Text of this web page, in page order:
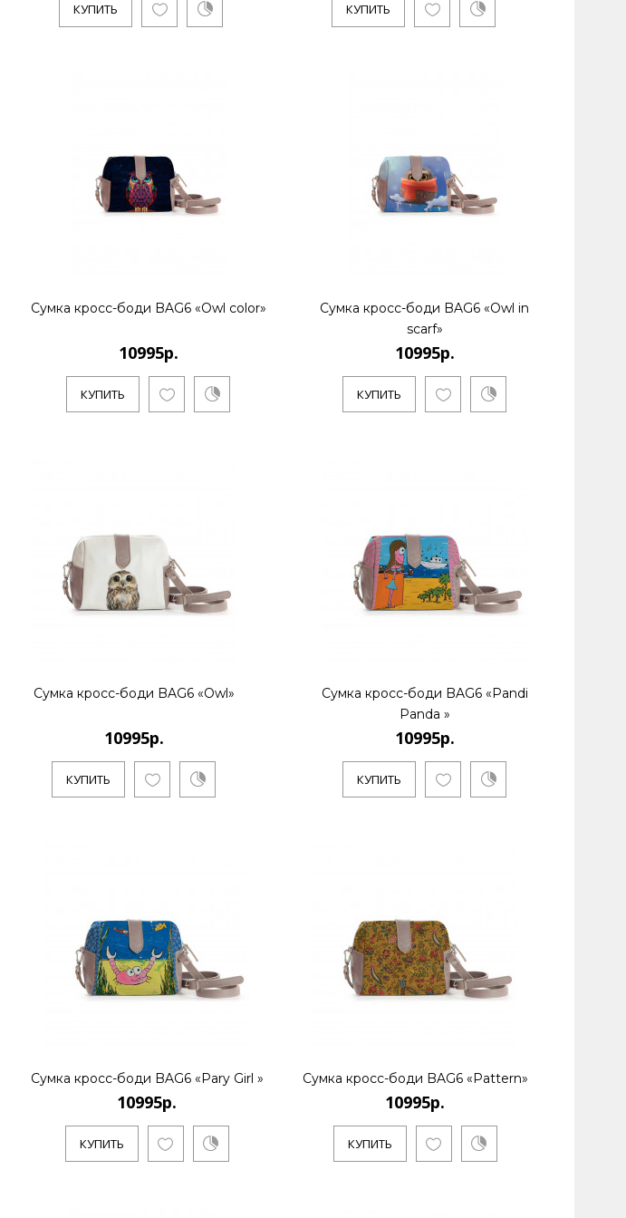
КУПИТЬ
10995р.
10995р.
КУПИТЬ КУПИТЬ
Сумка кросс-боди BAG6 «Owl color»
10995р.
КУПИТЬ
Сумка кросс-боди BAG6 «Owl in
scarf»
10995р.
КУПИТЬ
Сумка кросс-боди BAG6 «Owl»
10995р.
КУПИТЬ
Сумка кросс-боди BAG6 «Pandi
Panda »
10995р.
КУПИТЬ
Сумка кросс-боди BAG6 «Pary Girl »
10995р.
КУПИТЬ
Сумка кросс-боди BAG6 «Pattern»
10995р.
КУПИТЬ